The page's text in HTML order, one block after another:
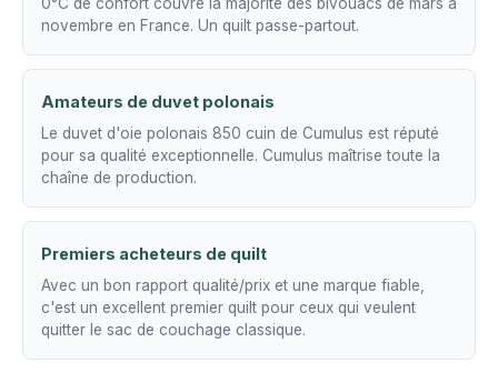
novembre en France. Un quilt passe-partout.
Amateurs de duvet polonais
Le duvet d'oie polonais 850 cuin de Cumulus est réputé
pour sa qualité exceptionnelle. Cumulus maîtrise toute la
chaîne de production.
Premiers acheteurs de quilt
Avec un bon rapport qualité/prix et une marque fiable,
c'est un excellent premier quilt pour ceux qui veulent
quitter le sac de couchage classique.